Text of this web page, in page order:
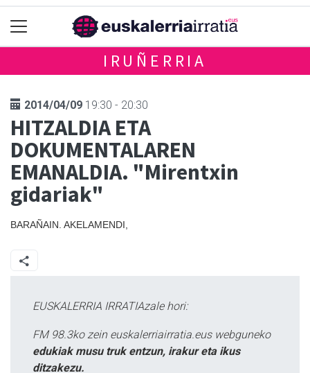
IRUÑERRIA
2014/04/09 19:30 - 20:30
HITZALDIA ETA
DOKUMENTALAREN
EMANALDIA. "Mirentxin
gidariak"
BARAÑAIN. AKELAMENDI,
EUSKALERRIA IRRATIAzale hori:
FM 98.3ko zein euskalerriairratia.eus webguneko
edukiak musu truk entzun, irakur eta ikus
ditzakezu.